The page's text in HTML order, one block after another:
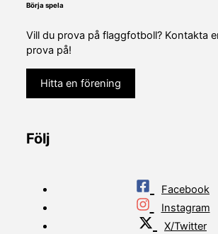
Börja spela
Vill du prova på flaggfotboll? Kontakta
prova på!
Hitta en förening
Följ
Facebook
Instagram
X/Twitter